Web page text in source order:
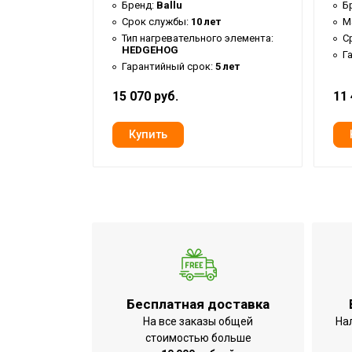
Глубина товара
Высота товара
Вес товара (нетто)
Набор крепежных элементов в
Пульт управления в комплекте
Регулировка температуры нагрева
Индикация температуры нагрева
Индикация включения
Цифровой дисплей
Подсветка дисплея
Типоразмер
Бренд: Ballu
Срок службы: 10 лет
Тип нагревательного элемента:
HEDGEHOG
Гарантийный срок: 5 лет
15 070 руб. 11
Бесплатная доставка
На все заказы общей
стоимостью больше